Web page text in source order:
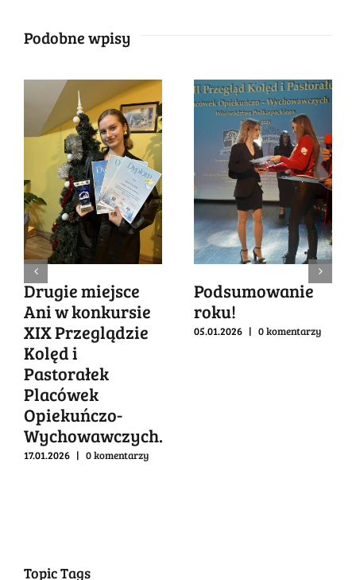
Podobne wpisy
Drugie miejsce
Ani w konkursie
XIX Przeglądzie
Kolęd i
Pastorałek
Placówek
Opiekuńczo-
Wychowawczych.
17.01.2026 | 0 komentarzy
Podsumowanie
roku!
05.01.2026 | 0 komentarzy
Topic Tags